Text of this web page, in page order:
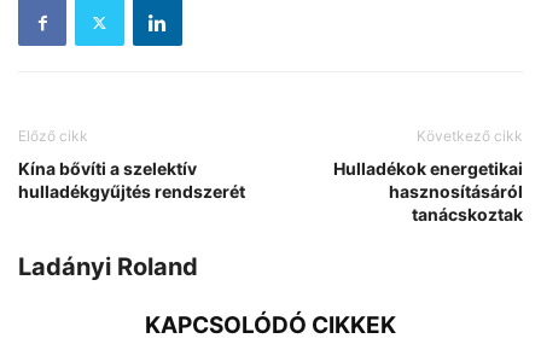
Előző cikk
Kína bővíti a szelektív
hulladékgyűjtés rendszerét
Következő cikk
Hulladékok energetikai
hasznosításáról
tanácskoztak
Ladányi Roland
KAPCSOLÓDÓ CIKKEK